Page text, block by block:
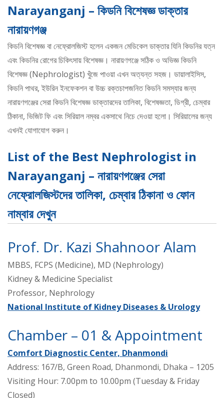
Narayanganj – কিডনি বিশেষজ্ঞ ডাক্তার
নারায়ণগঞ্জ
কিডনি বিশেষজ্ঞ বা নেফ্রোলজিস্ট হলেন একজন মেডিকেল ডাক্তার যিনি কিডনির যত্ন
এবং কিডনির রোগের চিকিৎসায় বিশেষজ্ঞ। নারায়ণগঞ্জে সঠিক ও অভিজ্ঞ কিডনি
বিশেষজ্ঞ (Nephrologist) খুঁজে পাওয়া এখন অত্যন্ত সহজ। ডায়ালাইসিস,
কিডনি পাথর, ইউরিন ইনফেকশন বা উচ্চ রক্তচাপজনিত কিডনি সমস্যার জন্য
নারায়ণগঞ্জের সেরা কিডনি বিশেষজ্ঞ ডাক্তারদের তালিকা, বিশেষজ্ঞতা, ডিগ্রী, চেম্বার
ঠিকানা, ভিজিট ফি এবং সিরিয়াল নম্বর একসাথে নিচে দেওয়া হলো। সিরিয়ালের জন্য
এখনই যোগাযোগ করুন।
List of the Best Nephrologist in
Narayanganj – নারায়ণগঞ্জের সেরা
নেফ্রোলজিস্টদের তালিকা, চেম্বার ঠিকানা ও ফোন
নাম্বার দেখুন
Prof. Dr. Kazi Shahnoor Alam
MBBS, FCPS (Medicine), MD (Nephrology)
Kidney & Medicine Specialist
Professor, Nephrology
National Institute of Kidney Diseases & Urology
Chamber – 01 & Appointment
Comfort Diagnostic Center, Dhanmondi
Address: 167/B, Green Road, Dhanmondi, Dhaka – 1205
Visiting Hour: 7.00pm to 10.00pm (Tuesday & Friday
Closed)